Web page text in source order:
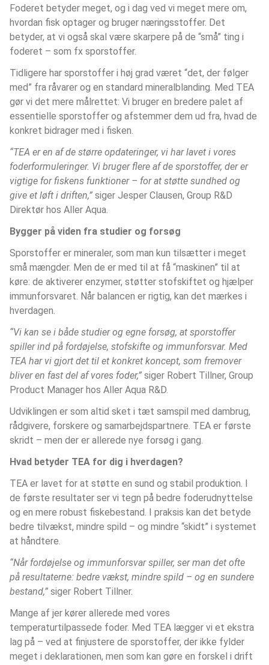
Foderet betyder meget, og i dag ved vi meget mere om,
hvordan fisk optager og bruger næringsstoffer. Det
betyder, at vi også skal være skarpere på de “små” ting i
foderet – som fx sporstoffer.
Tidligere har sporstoffer i høj grad været “det, der følger
med” fra råvarer og en standard mineralblanding. Med TEA
gør vi det mere målrettet: Vi bruger en bredere palet af
essentielle sporstoffer og afstemmer dem ud fra, hvad de
konkret bidrager med i fisken.
“TEA er en af de større opdateringer, vi har lavet i vores
foderformuleringer. Vi bruger flere af de sporstoffer, der er
vigtige for fiskens funktioner – for at støtte sundhed og
give et løft i driften,” siger Jesper Clausen, Group R&D
Direktør hos Aller Aqua.
Bygger på viden fra studier og forsøg
Sporstoffer er mineraler, som man kun tilsætter i meget
små mængder. Men de er med til at få “maskinen” til at
køre: de aktiverer enzymer, støtter stofskiftet og hjælper
immunforsvaret. Når balancen er rigtig, kan det mærkes i
hverdagen.
“Vi kan se i både studier og egne forsøg, at sporstoffer
spiller ind på fordøjelse, stofskifte og immunforsvar. Med
TEA har vi gjort det til et konkret koncept, som fremover
bliver en fast del af vores foder,” siger Robert Tillner, Group
Product Manager hos Aller Aqua R&D.
Udviklingen er som altid sket i tæt samspil med dambrug,
rådgivere, forskere og samarbejdspartnere. TEA er første
skridt – men der er allerede nye forsøg i gang.
Hvad betyder TEA for dig i hverdagen?
TEA er lavet for at støtte en sund og stabil produktion. I
de første resultater ser vi tegn på bedre foderudnyttelse
og en mere robust fiskebestand. I praksis kan det betyde
bedre tilvækst, mindre spild – og mindre “skidt” i systemet
at håndtere.
“Når fordøjelse og immunforsvar spiller, ser man det ofte
på resultaterne: bedre vækst, mindre spild – og en sundere
bestand,” siger Robert Tillner.
Mange af jer kører allerede med vores
temperaturtilpassede foder. Med TEA lægger vi et ekstra
lag på – ved at finjustere de sporstoffer, der ikke fylder
meget i deklarationen, men som kan gøre en forskel i drift